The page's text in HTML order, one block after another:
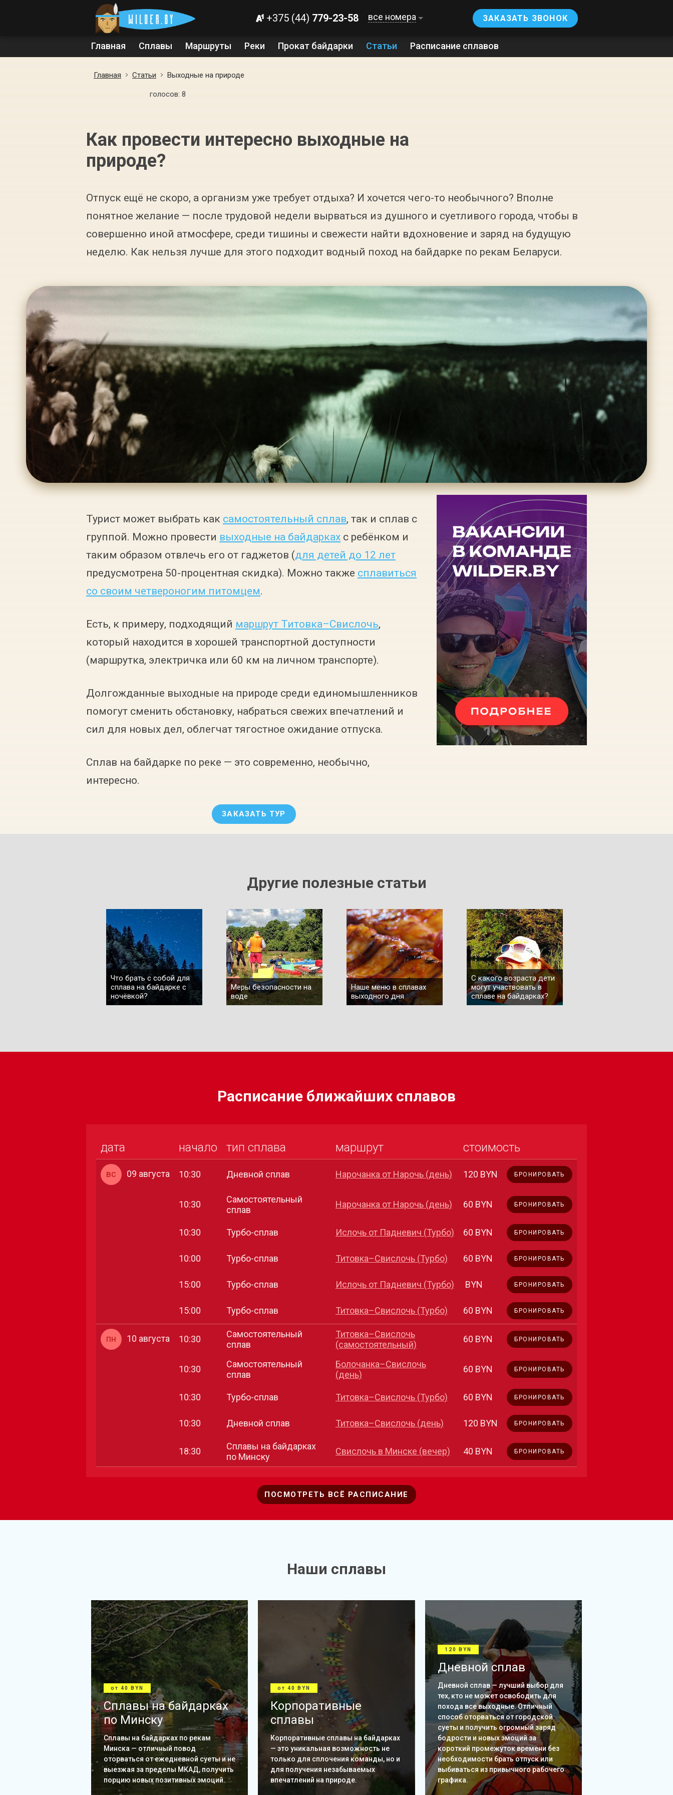
+375 (44) 779-23-58 ЗАКАЗАТЬ ЗВОНОК
все номера
Главная Сплавы Маршруты Реки Прокат байдарки Статьи Расписание сплавов
Главная Статьи Выходные на природе
голосов: 8
Как провести интересно выходные на
природе?
Отпуск ещё не скоро, а организм уже требует отдыха? И хочется чего-то необычного? Вполне
понятное желание — после трудовой недели вырваться из душного и суетливого города, чтобы в
совершенно иной атмосфере, среди тишины и свежести найти вдохновение и заряд на будущую
неделю. Как нельзя лучше для этого подходит водный поход на байдарке по рекам Беларуси.
Турист может выбрать как самостоятельный сплав, так и сплав с
группой. Можно провести выходные на байдарках с ребёнком и
таким образом отвлечь его от гаджетов (для детей до 12 лет
предусмотрена 50-процентная скидка). Можно также сплавиться
со своим четвероногим питомцем.
Есть, к примеру, подходящий маршрут Титовка–Свислочь,
который находится в хорошей транспортной доступности
(маршрутка, электричка или 60 км на личном транспорте).
Долгожданные выходные на природе среди единомышленников
помогут сменить обстановку, набраться свежих впечатлений и
сил для новых дел, облегчат тягостное ожидание отпуска.
Сплав на байдарке по реке — это современно, необычно,
интересно.
ЗАКАЗАТЬ ТУР
Другие полезные статьи
Что брать с собой для
сплава на байдарке с
ночёвкой?
Меры безопасности на
воде
Наше меню в сплавах
выходного дня
С какого возраста дети
могут участвовать в
сплаве на байдарках?
Расписание ближайших сплавов
дата начало тип сплава маршрут стоимость
вс 09 августа 10:30 Дневной сплав Нарочанка от Нарочь (день) 120 BYN БРОНИРОВАТЬ
10:30
Самостоятельный
сплав
Нарочанка от Нарочь (день) 60 BYN БРОНИРОВАТЬ
10:30 Турбо-сплав Ислочь от Падневич (Турбо) 60 BYN БРОНИРОВАТЬ
10:00 Турбо-сплав Титовка–Свислочь (Турбо) 60 BYN БРОНИРОВАТЬ
15:00 Турбо-сплав Ислочь от Падневич (Турбо) BYN БРОНИРОВАТЬ
15:00 Турбо-сплав Титовка–Свислочь (Турбо) 60 BYN БРОНИРОВАТЬ
пн 10 августа 10:30
Самостоятельный
сплав
Титовка–Свислочь
(самостоятельный)
60 BYN БРОНИРОВАТЬ
10:30
Самостоятельный
сплав
Болочанка–Свислочь
(день)
60 BYN БРОНИРОВАТЬ
10:30 Турбо-сплав Титовка–Свислочь (Турбо) 60 BYN БРОНИРОВАТЬ
10:30 Дневной сплав Титовка–Свислочь (день) 120 BYN БРОНИРОВАТЬ
18:30
Сплавы на байдарках
по Минску
Свислочь в Минске (вечер) 40 BYN БРОНИРОВАТЬ
ПОСМОТРЕТЬ ВСЁ РАСПИСАНИЕ
Наши сплавы
от 40 BYN
Сплавы на байдарках
по Минску
Сплавы на байдарках по рекам
Минска — отличный повод
оторваться от ежедневной суеты и не
выезжая за пределы МКАД, получить
порцию новых позитивных эмоций.
от 40 BYN
Корпоративные
сплавы
Корпоративные сплавы на байдарках
— это уникальная возможность не
только для сплочения команды, но и
для получения незабываемых
впечатлений на природе.
120 BYN
Дневной сплав
Дневной сплав — лучший выбор для
тех, кто не может освободить для
похода все выходные. Отличный
способ оторваться от городской
суеты и получить огромный заряд
бодрости и новых эмоций за
короткий промежуток времени без
необходимости брать отпуск или
выбиваться из привычного рабочего
графика.